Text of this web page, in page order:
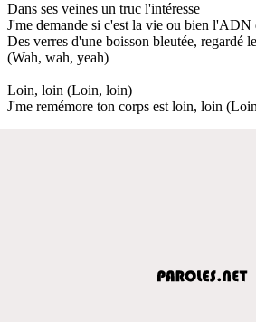
Dans ses veines un truc l'intéresse
J'me demande si c'est la vie ou bien l'ADN
Des verres d'une boisson bleutée, regardé
(Wah, wah, yeah)
Loin, loin (Loin, loin)
J'me remémore ton corps est loin, loin